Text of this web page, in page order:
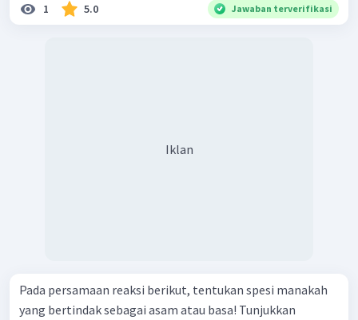
1 5.0 Jawaban terverifikasi
Iklan
Pada persamaan reaksi berikut, tentukan spesi manakah
yang bertindak sebagai asam atau basa! Tunjukkan